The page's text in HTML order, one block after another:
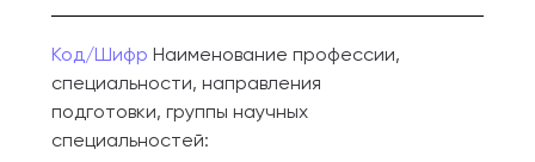
Код/Шифр Наименование профессии,
специальности, направления
подготовки, группы научных
специальностей: